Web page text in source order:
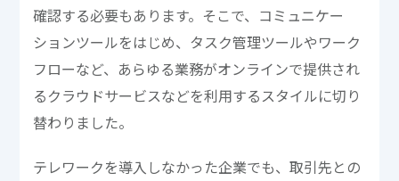
確認する必要もあります。そこで、コミュニケー
ションツールをはじめ、タスク管理ツールやワーク
フローなど、あらゆる業務がオンラインで提供され
るクラウドサービスなどを利用するスタイルに切り
替わりました。
テレワークを導入しなかった企業でも、取引先との